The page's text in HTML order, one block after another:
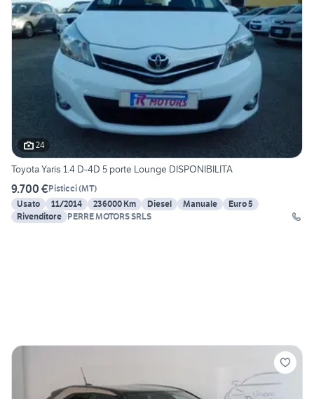
24
Toyota Yaris 1.4 D-4D 5 porte Lounge DISPONIBILITA
9.700 €Pisticci(MT)
Usato
11/2014 236000 Km Diesel Manuale
Euro 5
Rivenditore PERRE MOTORS SRLS